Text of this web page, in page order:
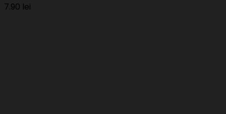
7.90 lei